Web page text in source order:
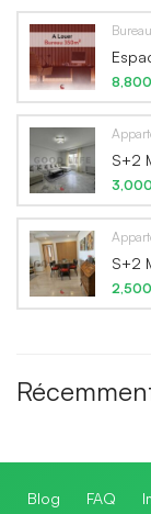
S+2
S+2
Blog FAQ